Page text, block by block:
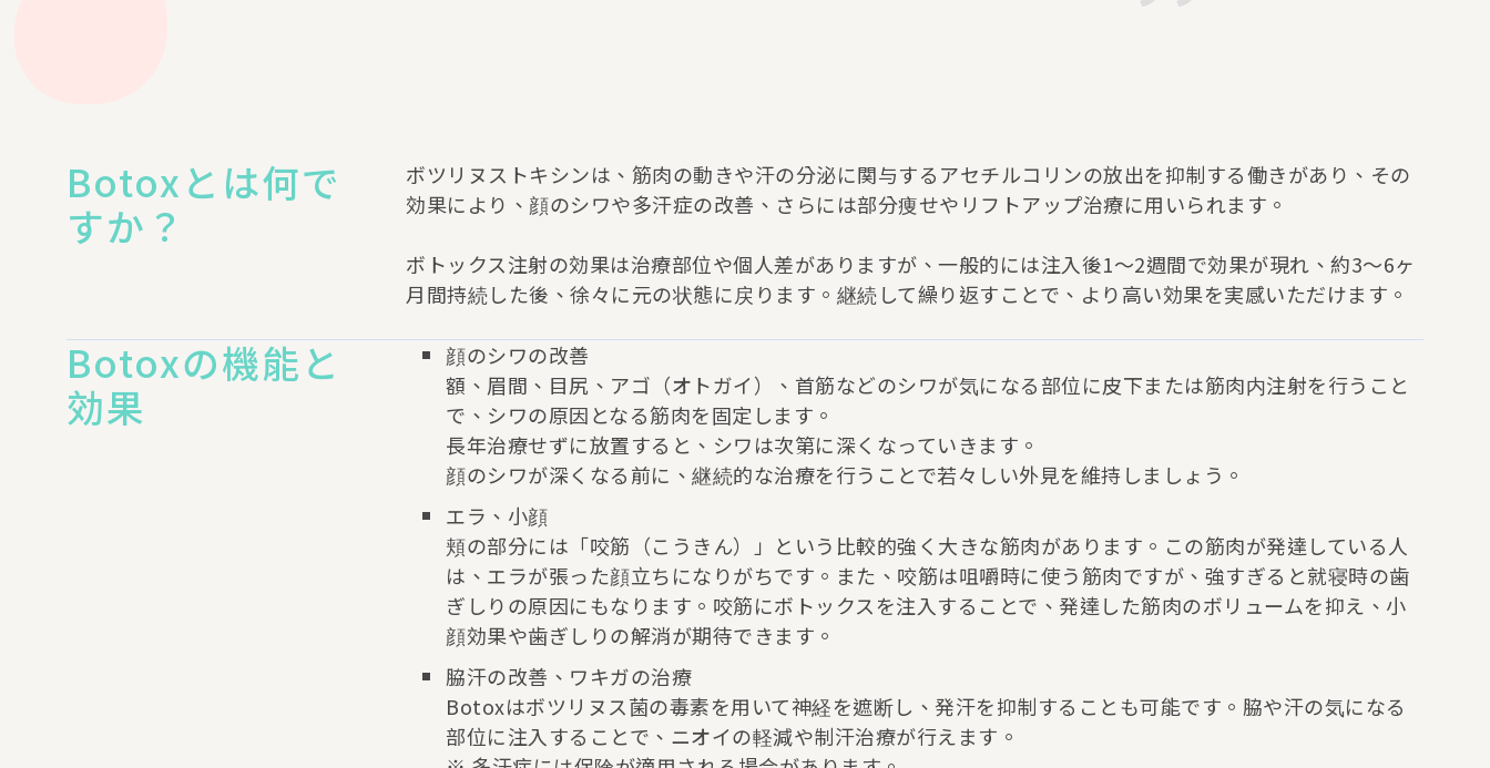
Botoxとは何で
すか？
ボツリヌストキシンは、筋肉の動きや汗の分泌に関与するアセチルコリンの放出を抑制する働きがあり、その
効果により、顔のシワや多汗症の改善、さらには部分痩せやリフトアップ治療に用いられます。
ボトックス注射の効果は治療部位や個人差がありますが、一般的には注入後1〜2週間で効果が現れ、約3〜6ヶ
月間持続した後、徐々に元の状態に戻ります。継続して繰り返すことで、より高い効果を実感いただけます。
Botoxの機能と
効果
顔のシワの改善
額、眉間、目尻、アゴ（オトガイ）、首筋などのシワが気になる部位に皮下または筋肉内注射を行うこと
で、シワの原因となる筋肉を固定します。
長年治療せずに放置すると、シワは次第に深くなっていきます。
顔のシワが深くなる前に、継続的な治療を行うことで若々しい外見を維持しましょう。
エラ、小顔
頬の部分には「咬筋（こうきん）」という比較的強く大きな筋肉があります。この筋肉が発達している人
は、エラが張った顔立ちになりがちです。また、咬筋は咀嚼時に使う筋肉ですが、強すぎると就寝時の歯
ぎしりの原因にもなります。咬筋にボトックスを注入することで、発達した筋肉のボリュームを抑え、小
顔効果や歯ぎしりの解消が期待できます。
脇汗の改善、ワキガの治療
Botoxはボツリヌス菌の毒素を用いて神経を遮断し、発汗を抑制することも可能です。脇や汗の気になる
部位に注入することで、ニオイの軽減や制汗治療が行えます。